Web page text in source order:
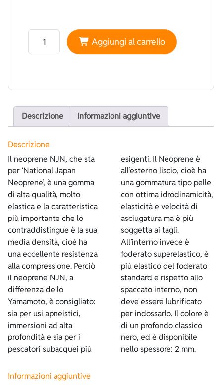
Neoprene NJN Liscio Nero - Foderato Superstretch
Aggiungi al carrello
Descrizione Informazioni aggiuntive
Descrizione
Il neoprene NJN, che sta
per ‘National Japan
Neoprene’, è una gomma
di alta qualità, molto
elastica e la caratteristica
più importante che lo
contraddistingue è la sua
media densità, cioè ha
una eccellente resistenza
alla compressione. Perciò
il neoprene NJN, a
differenza dello
Yamamoto, è consigliato:
sia per usi apneistici,
immersioni ad alta
profondità e sia per i
pescatori subacquei più
esigenti. Il Neoprene è
all’esterno liscio, cioè ha
una gommatura tipo pelle
con ottima idrodinamicità,
elasticità e velocità di
asciugatura ma è più
soggetta ai tagli.
All’interno invece è
foderato superelastico, è
più elastico del foderato
standard e rispetto allo
spaccato interno, non
deve essere lubrificato
per indossarlo. Il colore è
di un profondo classico
nero, ed è disponibile
nello spessore: 2 mm.
Informazioni aggiuntive